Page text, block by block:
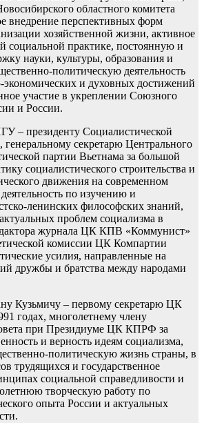
областного комитета
внедрение перспективных форм
хозяйственной жизни, активное
социальной практике, постоянную и
науки, культуры, образования и
политическую деятельность
экономических и духовных достижений
участие в укреплении Союзного
и России.
президенту Социалистической
секретарю Центрального
партии Вьетнама за большой
социалистического строительства и
движения на современном
по изучению и
ленинских философских знаний,
проблем социализма в
журнала ЦК КПВ «Коммунист»
комиссии ЦК Компартии
усилия, направленные на
дружбы и братства между народами
Кузьмичу – первому секретарю ЦК
годах, многолетнему члену
при Президиуме ЦК КПРФ за
и верность идеям социализма,
политическую жизнь страны, в
трудящихся и государственное
социальной справедливости и
творческую работу по
опыта России и актуальных